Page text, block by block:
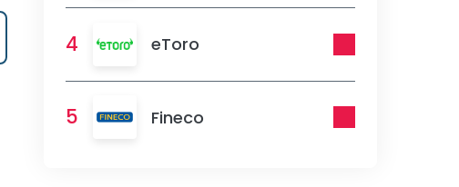
4 eToro
5 Fineco